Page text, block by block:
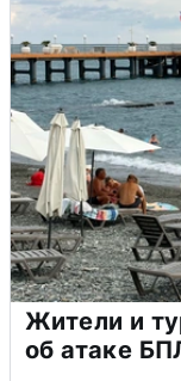
Жители и
об атаке